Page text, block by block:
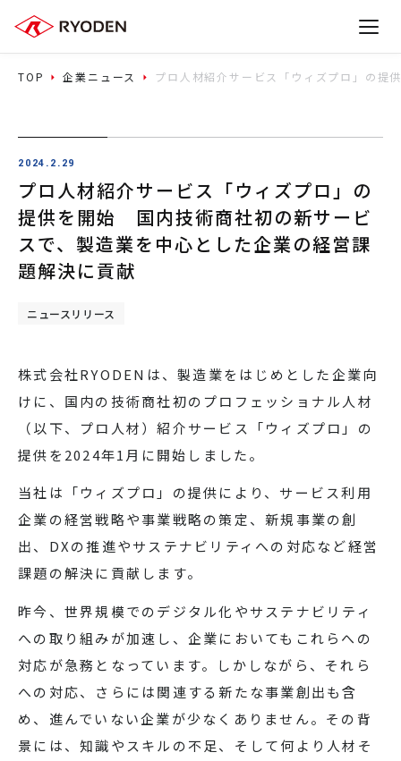
TOP 企業ニュース プロ人材紹介サービス「ウィズプロ」の
2024.2.29
プロ人材紹介サービス「ウィズプロ」の
提供を開始 国内技術商社初の新サービ
スで、製造業を中心とした企業の経営課
題解決に貢献
ニュースリリース
株式会社RYODEN は、製造業をはじめとした企業向
けに、国内の技術商社初のプロフェッショナル人材
（以下、プロ人材）紹介サービス「ウィズプロ」の
提供を 2024年1 月に開始しました。
当社は「ウィズプロ」の提供により、サービス利用
企業の経営戦略や事業戦略の策定、新規事業の創
出、 DXの推進やサステナビリティへの対応など経営
課題の解決に貢献します。
昨今、世界規模でのデジタル化やサステナビリティ
への取り組みが加速し、企業においてもこれらへの
対応が急務となっています。しかしながら、それら
への対応、さらには関連する新たな事業創出も含
め、進んでいない企業が少なくありません。その背
景には、知識やスキルの不足、そして何より人材そ